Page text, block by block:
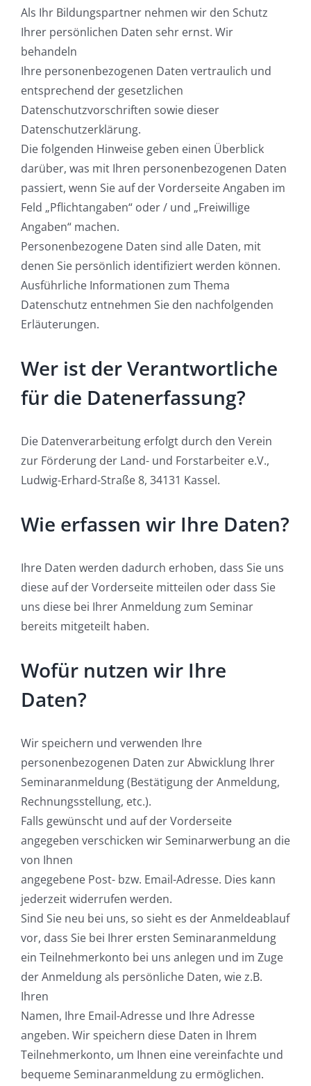
Als Ihr Bildungspartner nehmen wir den Schutz
Ihrer persönlichen Daten sehr ernst. Wir
behandeln
Ihre personenbezogenen Daten vertraulich und
entsprechend der gesetzlichen
Datenschutzvorschriften sowie dieser
Datenschutzerklärung.
Die folgenden Hinweise geben einen Überblick
darüber, was mit Ihren personenbezogenen Daten
passiert, wenn Sie auf der Vorderseite Angaben im
Feld „Pflichtangaben“ oder / und „Freiwillige
Angaben“ machen.
Personenbezogene Daten sind alle Daten, mit
denen Sie persönlich identifiziert werden können.
Ausführliche Informationen zum Thema
Datenschutz entnehmen Sie den nachfolgenden
Erläuterungen.
Wer ist der Verantwortliche
für die Datenerfassung?
Die Datenverarbeitung erfolgt durch den Verein
zur Förderung der Land- und Forstarbeiter e.V.,
Ludwig-Erhard-Straße 8, 34131 Kassel.
Wie erfassen wir Ihre Daten?
Ihre Daten werden dadurch erhoben, dass Sie uns
diese auf der Vorderseite mitteilen oder dass Sie
uns diese bei Ihrer Anmeldung zum Seminar
bereits mitgeteilt haben.
Wofür nutzen wir Ihre
Daten?
Wir speichern und verwenden Ihre
personenbezogenen Daten zur Abwicklung Ihrer
Seminaranmeldung (Bestätigung der Anmeldung,
Rechnungsstellung, etc.).
Falls gewünscht und auf der Vorderseite
angegeben verschicken wir Seminarwerbung an die
von Ihnen
angegebene Post- bzw. Email-Adresse. Dies kann
jederzeit widerrufen werden.
Sind Sie neu bei uns, so sieht es der Anmeldeablauf
vor, dass Sie bei Ihrer ersten Seminaranmeldung
ein Teilnehmerkonto bei uns anlegen und im Zuge
der Anmeldung als persönliche Daten, wie z.B.
Ihren
Namen, Ihre Email-Adresse und Ihre Adresse
angeben. Wir speichern diese Daten in Ihrem
Teilnehmerkonto, um Ihnen eine vereinfachte und
bequeme Seminaranmeldung zu ermöglichen.